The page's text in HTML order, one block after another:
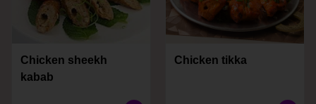
Chicken sheekh
kabab
Chicken tikka